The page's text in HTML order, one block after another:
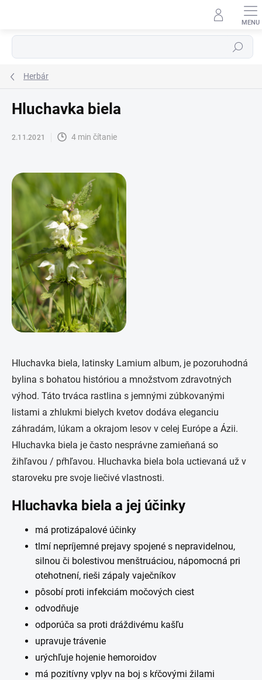
Hľadať
Herbár
Hluchavka biela
2.11.2021 4 min čítanie
Hluchavka biela, latinsky Lamium album, je pozoruhodná
bylina s bohatou históriou a množstvom zdravotných
výhod. Táto trváca rastlina s jemnými zúbkovanými
listami a zhlukmi bielych kvetov dodáva eleganciu
záhradám, lúkam a okrajom lesov v celej Európe a Ázii.
Hluchavka biela je často nesprávne zamieňaná so
žihľavou / pŕhľavou. Hluchavka biela bola uctievaná už v
staroveku pre svoje liečivé vlastnosti.
Hluchavka biela a jej účinky
má protizápalové účinky
tlmí nepríjemné prejavy spojené s nepravidelnou,
silnou či bolestivou menštruáciou, nápomocná pri
otehotnení, rieši zápaly vaječníkov
pôsobí proti infekciám močových ciest
odvodňuje
odporúča sa proti dráždivému kašľu
upravuje trávenie
urýchľuje hojenie hemoroidov
má pozitívny vplyv na boj s kŕčovými žilami